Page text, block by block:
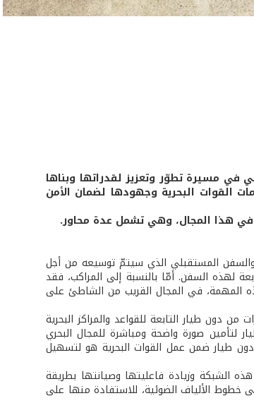
في مسيرة تطوّر وتعزيز لقدراتها وبناها
القوات البحرية وجهودها لضمان الأمن
في هذا المجال، وهي تشمل عدة محاور.
والسفن المستقبلي الذي سيتمّ توسيعه من أجل
لهذه السفن. أمّا بالنسبة إلى المراكب، فقد
المهمة، في المجال القريب من الشاطئ على
دون طيار التابعة للقواعد والمراكز البحرية
لتأمين صورة واضحة ومباشرة للمجال البحري
دون طيار ضمن عمل القوات البحرية هو لتسهيل
الشبكة وزيادة فاعليتها وصيانتها بطريقة
خطوط الألياف الضوئية، للاستفادة منها على